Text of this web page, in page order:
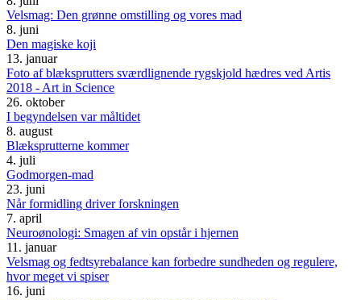
Velsmag: Den grønne omstilling og vores mad
8. juni
Den magiske koji
13. januar
Foto af blæksprutters sværdlignende rygskjold hædres ved Artis
2018 - Art in Science
26. oktober
I begyndelsen var måltidet
8. august
Blæksprutterne kommer
4. juli
Godmorgen-mad
23. juni
Når formidling driver forskningen
7. april
Neuroønologi: Smagen af vin opstår i hjernen
11. januar
Velsmag og fedtsyrebalance kan forbedre sundheden og regulere,
hvor meget vi spiser
16. juni